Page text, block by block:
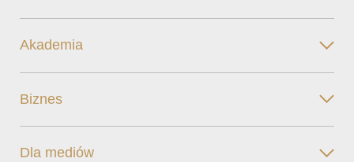
Akademia
Biznes
Dla mediów